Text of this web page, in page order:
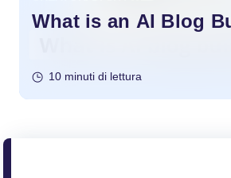
What is an AI Blog
10 minuti di lettura